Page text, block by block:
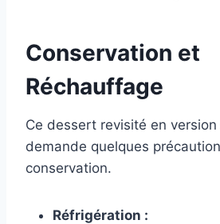
Conservation et
Réchauffage
Ce dessert revisité en
demande quelques
conservation.
Réfrigération :